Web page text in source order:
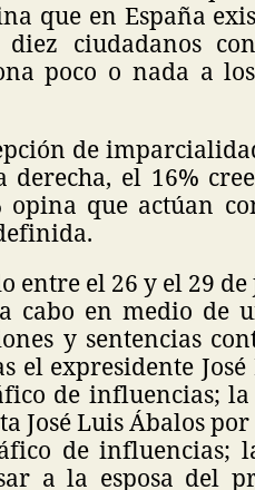
que en España
ciudadanos
poco o nada a
de
derecha, el 16%
opina que actúan
entre el 26 y el 29
cabo en medio de
y sentencias
el expresidente
de influencias;
José Luis Ábalos
de influencias;
a la esposa del